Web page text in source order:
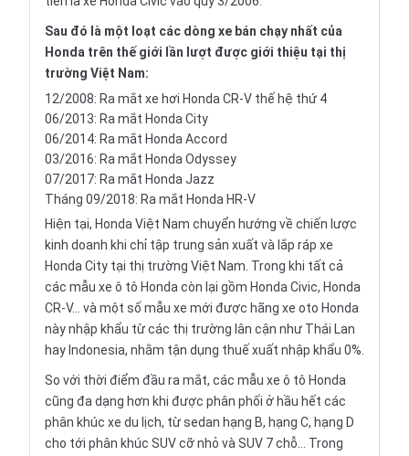
Sau đó là một loạt các dòng xe bán chạy nhất của
Honda trên thế giới lần lượt được giới thiệu tại thị
trường Việt Nam:
12/2008: Ra mắt xe hơi Honda CR-V thế hệ thứ 4
06/2013: Ra mắt Honda City
06/2014: Ra mắt Honda Accord
03/2016: Ra mắt Honda Odyssey
07/2017: Ra mắt Honda Jazz
Tháng 09/2018: Ra mắt Honda HR-V
Hiện tại, Honda Việt Nam chuyển hướng về chiến lược
kinh doanh khi chỉ tập trung sản xuất và lắp ráp xe
Honda City tại thị trường Việt Nam. Trong khi tất cả
các mẫu xe ô tô Honda còn lại gồm Honda Civic, Honda
CR-V... và một số mẫu xe mới được hãng xe oto Honda
này nhập khẩu từ các thị trường lân cận như Thái Lan
hay Indonesia, nhằm tận dụng thuế xuất nhập khẩu 0%.
So với thời điểm đầu ra mắt, các mẫu xe ô tô Honda
cũng đa dạng hơn khi được phân phối ở hầu hết các
phân khúc xe du lịch, từsedan hạng B, hạng C, hạng D
cho tới phân khúc SUVcỡ nhỏ và SUV 7 chỗ… Trong